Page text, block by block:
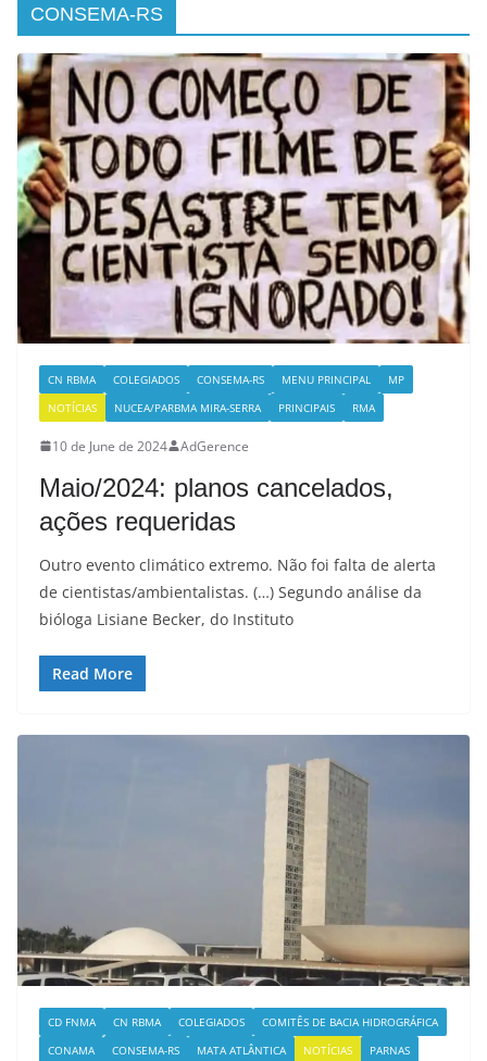
CONSEMA-RS
CN RBMA COLEGIADOS CONSEMA-RS MENU PRINCIPAL
MP
NOTÍCIAS
NUCEA/PARBMA MIRA-SERRA PRINCIPAIS RMA
10 de June de 2024 AdGerence
Maio/2024: planos cancelados,
ações requeridas
Outro evento climático extremo. Não foi falta de alerta
de cientistas/ambientalistas. (…) Segundo análise da
bióloga Lisiane Becker, do Instituto
Read More
CD FNMA CN RBMA COLEGIADOS
COMITÊS DE BACIA HIDROGRÁFICA
CONAMA
CONSEMA-RS MATA ATLÂNTICA NOTÍCIAS PARNAS